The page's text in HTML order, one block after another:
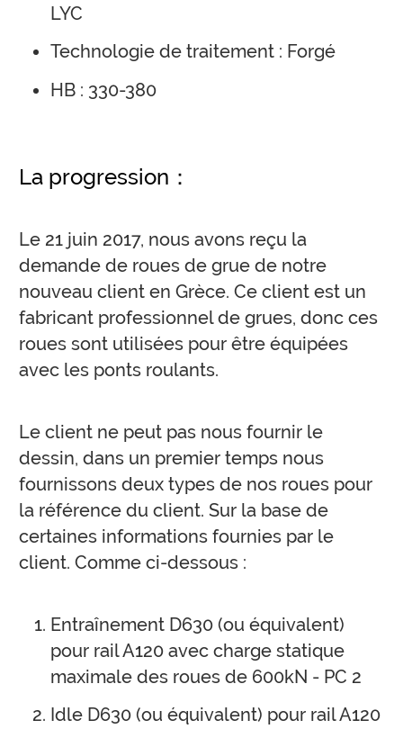
LYC
Technologie de traitement : Forgé
HB : 330-380
La progression：
Le 21 juin 2017, nous avons reçu la
demande de roues de grue de notre
nouveau client en Grèce. Ce client est un
fabricant professionnel de grues, donc ces
roues sont utilisées pour être équipées
avec les ponts roulants.
Le client ne peut pas nous fournir le
dessin, dans un premier temps nous
fournissons deux types de nos roues pour
la référence du client. Sur la base de
certaines informations fournies par le
client. Comme ci-dessous :
Entraînement D630 (ou équivalent)
pour rail A120 avec charge statique
maximale des roues de 600kN - PC 2
Idle D630 (ou équivalent) pour rail A120